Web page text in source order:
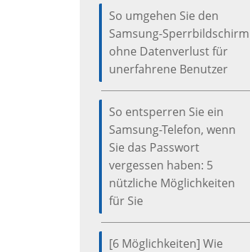
So umgehen Sie den
Samsung-Sperrbildschirm
ohne Datenverlust für
unerfahrene Benutzer
So entsperren Sie ein
Samsung-Telefon, wenn
Sie das Passwort
vergessen haben: 5
nützliche Möglichkeiten
für Sie
[6 Möglichkeiten] Wie